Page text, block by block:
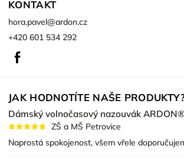
KONTAKT
hora.pavel@ardon.cz
+420 601 534 292
JAK HODNOTÍTE NAŠE
Dámský volnočasový nazouvák
ZŠ a MŠ Petrovice
Naprostá spokojenost, všem vřele